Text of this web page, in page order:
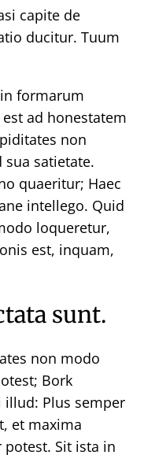
capite de
ducitur. Tuum
formarum
ad honestatem
non
satietate.
quaeritur; Haec
intellego. Quid
loqueretur,
est, inquam,
sunt.
non modo
Bork
illud: Plus semper
et maxima
Sit ista in